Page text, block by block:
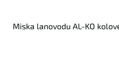
Miska lanovodu AL-KO